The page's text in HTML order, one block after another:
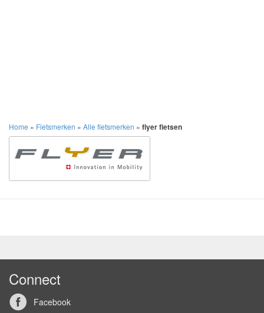
Home » Fietsmerken » Alle fietsmerken » flyer fietsen
Connect
Facebook